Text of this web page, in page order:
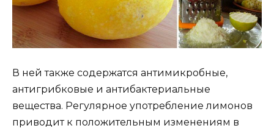
В ней также содержатся антимикробные,
антигрибковые и антибактериальные
вещества. Регулярное употребление лимонов
приводит к положительным изменениям в